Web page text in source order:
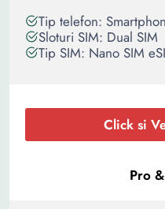
Tip telefon:
Sloturi SIM: Dual SIM
Tip SIM: Nano SIM
Click si